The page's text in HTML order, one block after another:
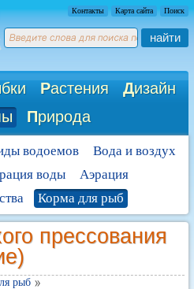
Контакты Карта сайта Поиск
найти
Растения Дизайн
Природа
водоемов
Вода и воздух
воды
Аэрация
Корма для рыб
прессования
рыб